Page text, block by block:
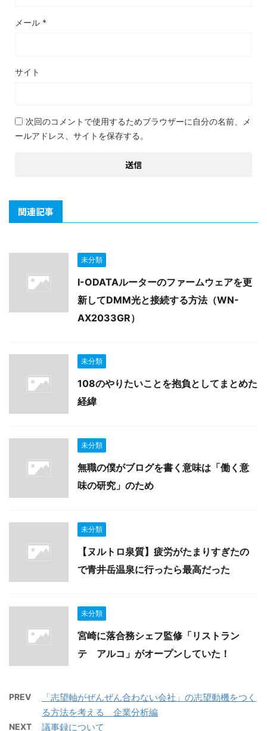
メール *
サイト
次回のコメントで使用するためブラウザーに自分の名前、メ
ールアドレス、サイトを保存する。
関連記事
未分類
I-ODATAルーターのファームウェアを更
新してDMM光と接続する方法（WN-
AX2033GR）
未分類
108のやりたいことを抱負としてまとめた
経緯
未分類
無職の僕がブログを書く意味は「働く意
味の研究」のため
未分類
【ヌルトロ泉質】疲労がたまりすぎたの
で青井岳温泉に行ったら最高だった
未分類
宮崎に落合務シェフ監修「リストラン
テ アルコ」がオープンしていた！
PREV
「志望軸がぜんぜん合わない会社」の志望動機をつく
る方法を考える 企業分析編
NEXT 議事録について